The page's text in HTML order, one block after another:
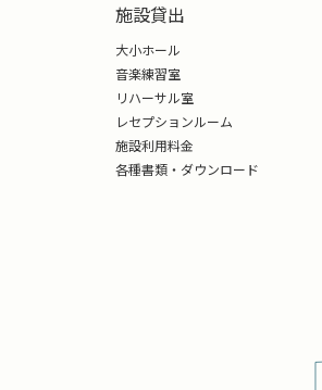
な注目を集めているオーケストラで
学部指揮科に入学、首席卒業。『新
音楽演劇大学オーケストラ指揮科に
フィルハーモニー管弦楽団等のオー
ス＝マルティン・シュナイト、ウロ
団、日本フィルハーモニー交響楽
交響楽団、セントラル愛知交響楽
ストラを指揮するほか、邦人作曲家
施設貸出
大小ホール
音楽練習室
リハーサル室
レセプションルーム
施設利用料金
各種書類・ダウンロード